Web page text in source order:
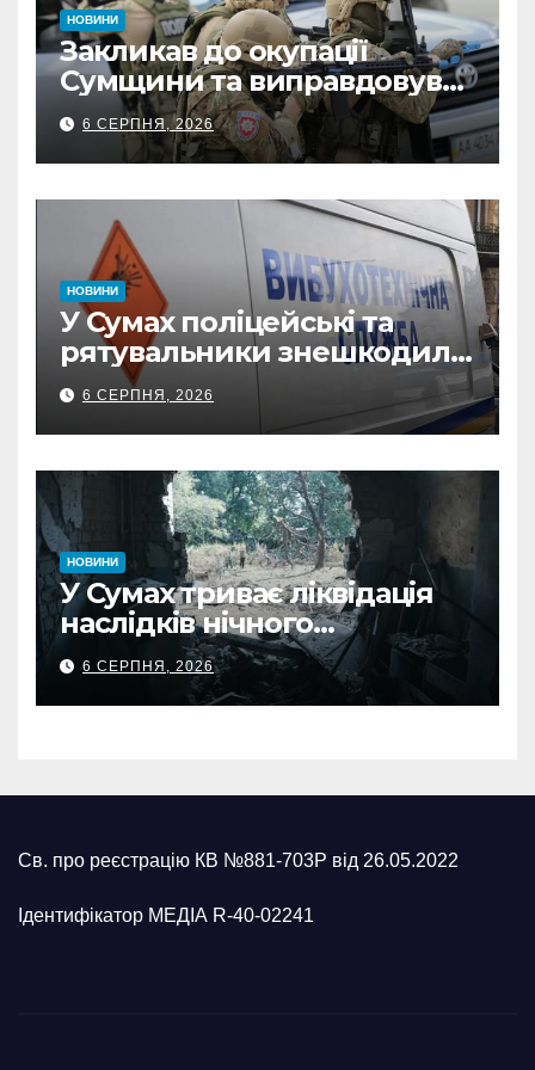
НОВИНИ
Закликав до окупації
Сумщини та виправдовував
обстріли: СБУ викрила
прокремлівського агітатора
з Охтирки
6 СЕРПНЯ, 2026
НОВИНИ
У Сумах поліцейські та
рятувальники знешкодили
500-кілограмову авіабомбу
росіян
6 СЕРПНЯ, 2026
НОВИНИ
У Сумах триває ліквідація
наслідків нічного
масованого удару КАБами
6 СЕРПНЯ, 2026
Св. про реєстрацію КВ №881-703Р від 26.05.2022
Ідентифікатор МЕДІА R-40-02241